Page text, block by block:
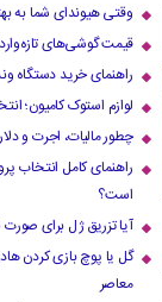
وقتی هیوندای شما به
قیمت گوشی‌های
راهنمای خرید دستگاه
لوازم استوک کامیون؛
چطور مالیات، اجرت و دلار آزاد بر
راهنمای کامل انتخاب
است؟
آیا تزریق ژل برای صورت
گل یا پوچ بازی کردن
معاصر